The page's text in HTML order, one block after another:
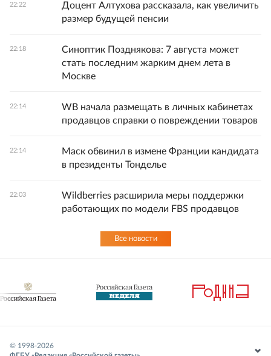
22:22
Доцент Алтухова рассказала, как увеличить
размер будущей пенсии
22:18
Синоптик Позднякова: 7 августа может
стать последним жарким днем лета в
Москве
22:14
WB начала размещать в личных кабинетах
продавцов справки о повреждении товаров
22:14
Маск обвинил в измене Франции кандидата
в президенты Тонделье
22:03
Wildberries расширила меры поддержки
работающих по модели FBS продавцов
Все новости
© 1998-2026